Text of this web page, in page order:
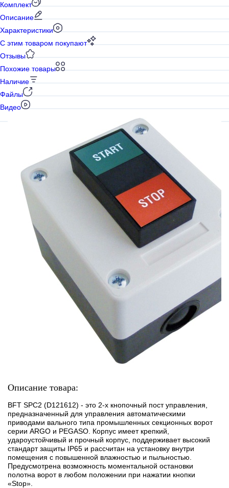
Комплект
Описание
Характеристики
С этим товаром покупают
Отзывы
Похожие товары
Наличие
Файлы
Видео
Описание товара:
BFT SPC2 (D121612) - это 2-х кнопочный пост управления,
предназначенный для управления автоматическими
приводами вального типа промышленных секционных ворот
серии ARGO и PEGASO. Корпус имеет крепкий,
удароустойчивый и прочный корпус, поддерживает высокий
стандарт защиты IP65 и рассчитан на установку внутри
помещения с повышенной влажностью и пыльностью.
Предусмотрена возможность моментальной остановки
полотна ворот в любом положении при нажатии кнопки
«Stop».